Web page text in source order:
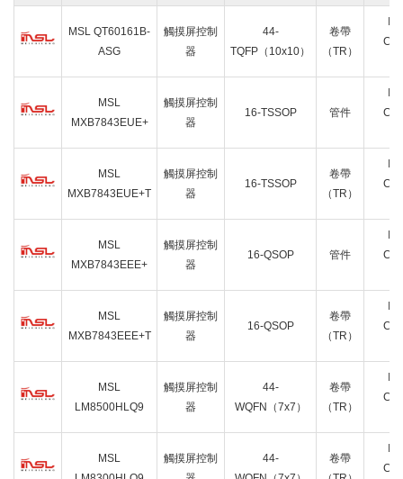
MSL QT60161B-
ASG
觸摸屏控制
器
44-
TQFP（10x10）
卷帶
（TR）
MSL
MXB7843EUE+
觸摸屏控制
器
16-TSSOP 管件
MSL
MXB7843EUE+T
觸摸屏控制
器
16-TSSOP
卷帶
（TR）
MSL
MXB7843EEE+
觸摸屏控制
器
16-QSOP 管件
MSL
MXB7843EEE+T
觸摸屏控制
器
16-QSOP
卷帶
（TR）
MSL
LM8500HLQ9
觸摸屏控制
器
44-
WQFN（7x7）
卷帶
（TR）
MSL
觸摸屏控制
44-
卷帶